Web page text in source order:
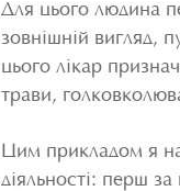
Для цього людина
зовнішній вигляд,
цього лікар
трави,
Цим прикладом я
діяльності: перш